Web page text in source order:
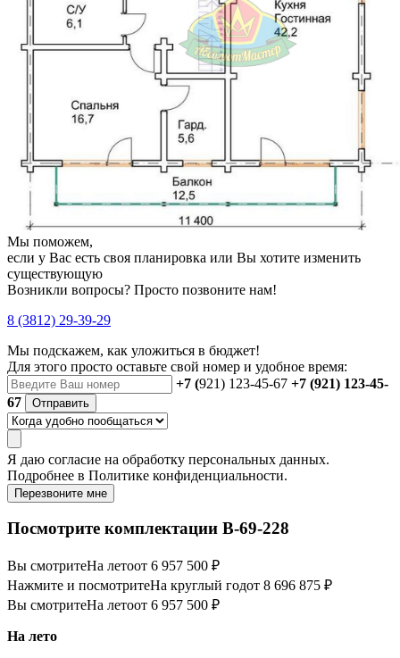
Мы поможем,
если у Вас есть своя планировка или Вы хотите изменить
существующую
Возникли вопросы? Просто позвоните нам!
8 (3812) 29-39-29
Мы подскажем, как уложиться в бюджет!
Для этого просто оставьте свой номер и удобное время:
+7 (921) 123-45-67 +7 (921) 123-45-
67
Отправить
Я даю согласие на обработку персональных данных.
Подробнее в Политике конфиденциальности.
Перезвоните мне
Посмотрите комплектации В-69-228
Вы смотритеНа летоот 6 957 500 ₽
Нажмите и посмотритеНа круглый годот 8 696 875 ₽
Вы смотритеНа летоот 6 957 500 ₽
На лето